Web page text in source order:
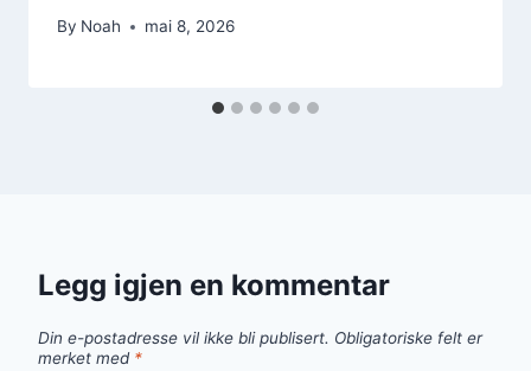
By Noah mai 8, 2026
Legg igjen en kommentar
Din e-postadresse vil ikke bli publisert. Obligatoriske felt er
merket med *